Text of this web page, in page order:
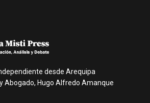
desde Arequipa
Abogado, Hugo Alfredo Amanque